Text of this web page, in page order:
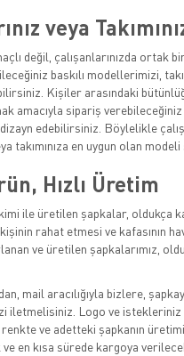
veya
değil, çalışanlarınızda ortak
baskılı modellerimizi,
Kişiler arasındaki
amacıyla sipariş verebileceğiniz
edebilirsiniz. Böylelikle
takımınıza en uygun olan
Hızlı Üretim
ile üretilen şapkalar, oldukça
rahat etmesi ve kafasının
ve üretilen şapkalarımız,
mail aracılığıyla bizlere,
iletmelisiniz. Logo ve istekleriniz
ve adetteki şapkanın üretimi
en kısa sürede kargoya